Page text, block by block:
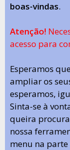
boas-vindas.
Atenção!
acesso para
Esperamos
ampliar os
esperamos,
Sinta-se à
queira
nossa
menu na